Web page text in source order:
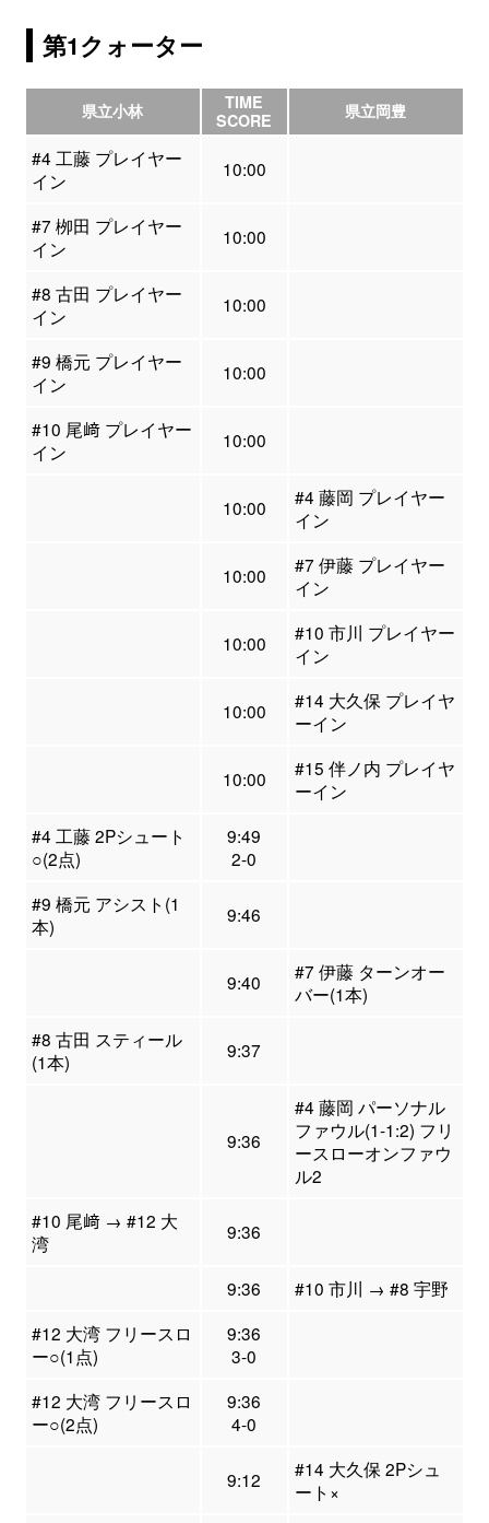
第1クォーター
県立小林
TIME
SCORE
県立岡豊
#4 工藤 プレイヤー
イン
10:00
#7 栁田 プレイヤー
イン
10:00
#8 古田 プレイヤー
イン
10:00
#9 橋元 プレイヤー
イン
10:00
#10 尾﨑 プレイヤー
イン
10:00
10:00
#4 藤岡 プレイヤー
イン
10:00
#7 伊藤 プレイヤー
イン
10:00
#10 市川 プレイヤー
イン
10:00
#14 大久保 プレイヤ
ーイン
10:00
#15 伴ノ内 プレイヤ
ーイン
#4 工藤 2Pシュート
○(2点)
9:49
2-0
#9 橋元 アシスト(1
本)
9:46
9:40
#7 伊藤 ターンオー
バー(1本)
#8 古田 スティール
(1本)
9:37
9:36
#4 藤岡 パーソナル
ファウル(1-1:2) フリ
ースローオンファウ
ル2
#10 尾﨑 → #12 大
湾
9:36
9:36
#10 市川 → #8 宇野
#12 大湾 フリースロ
ー○(1点)
9:36
3-0
#12 大湾 フリースロ
ー○(2点)
9:36
4-0
9:12
#14 大久保 2Pシュ
ート×